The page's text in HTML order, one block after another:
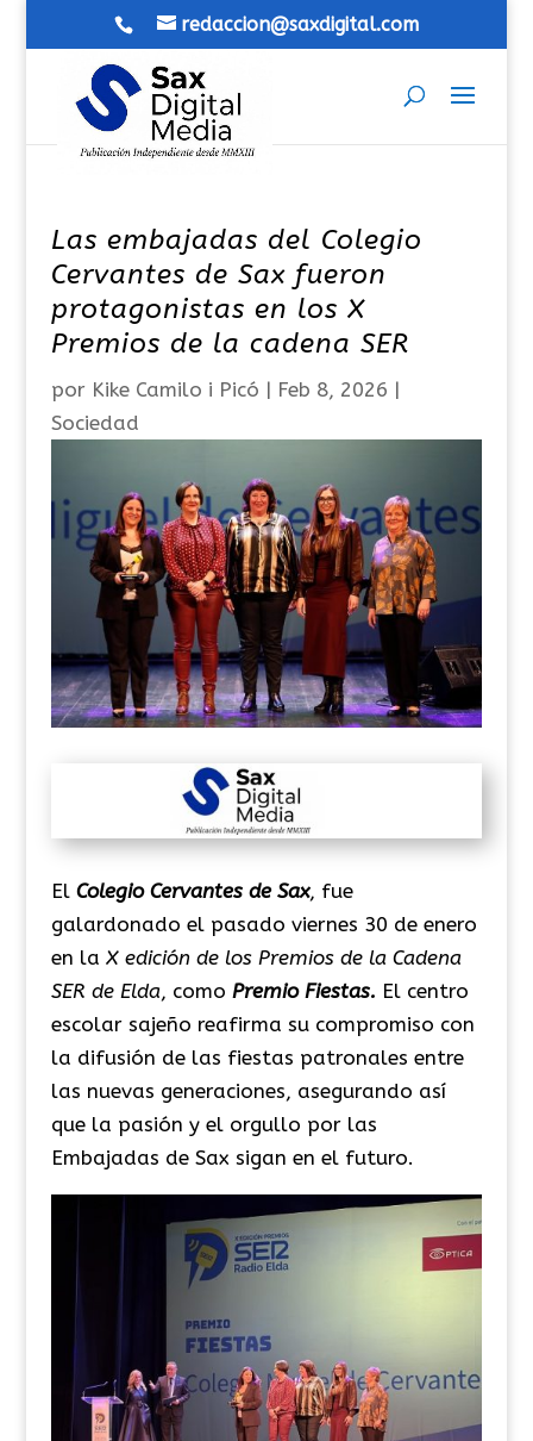
redaccion@saxdigital.com
Las embajadas del Colegio
Cervantes de Sax fueron
protagonistas en los X
Premios de la cadena SER
por Kike Camilo i Picó | Feb 8, 2026 |
Sociedad
El Colegio Cervantes de Sax, fue
galardonado el pasado viernes 30 de enero
en la X edición de los Premios de la Cadena
SER de Elda, como Premio Fiestas. El centro
escolar sajeño reafirma su compromiso con
la difusión de las fiestas patronales entre
las nuevas generaciones, asegurando así
que la pasión y el orgullo por las
Embajadas de Sax sigan en el futuro.